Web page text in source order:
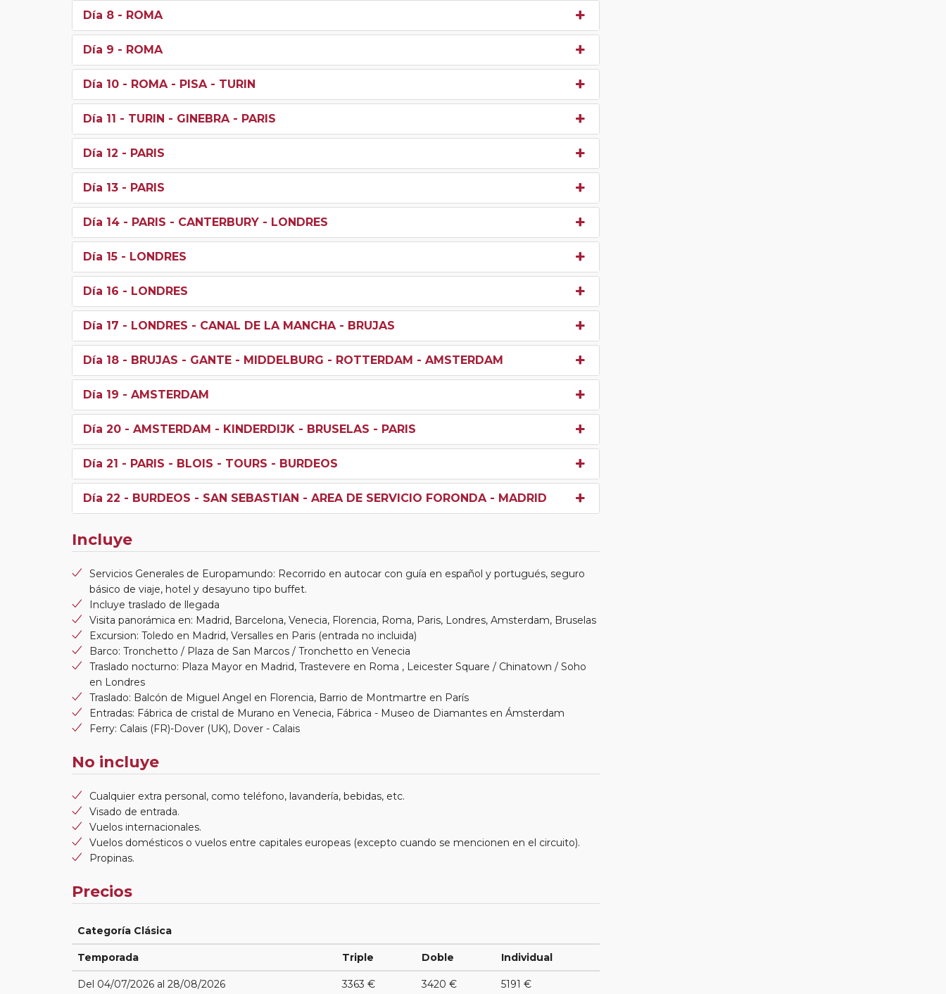
Día 8 - ROMA
Día 9 - ROMA
Día 10 - ROMA - PISA - TURIN
Día 11 - TURIN - GINEBRA - PARIS
Día 12 - PARIS
Día 13 - PARIS
Día 14 - PARIS - CANTERBURY - LONDRES
Día 15 - LONDRES
Día 16 - LONDRES
Día 17 - LONDRES - CANAL DE LA MANCHA - BRUJAS
Día 18 - BRUJAS - GANTE - MIDDELBURG - ROTTERDAM - AMSTERDAM
Día 19 - AMSTERDAM
Día 20 - AMSTERDAM - KINDERDIJK - BRUSELAS - PARIS
Día 21 - PARIS - BLOIS - TOURS - BURDEOS
Día 22 - BURDEOS - SAN SEBASTIAN - AREA DE SERVICIO FORONDA - MADRID
Incluye
Servicios Generales de Europamundo: Recorrido en autocar con guía en español y portugués, seguro
básico de viaje, hotel y desayuno tipo buffet.
Incluye traslado de llegada
Visita panorámica en: Madrid, Barcelona, Venecia, Florencia, Roma, Paris, Londres, Amsterdam, Bruselas
Excursion: Toledo en Madrid, Versalles en Paris (entrada no incluida)
Barco: Tronchetto / Plaza de San Marcos / Tronchetto en Venecia
Traslado nocturno: Plaza Mayor en Madrid, Trastevere en Roma , Leicester Square / Chinatown / Soho
en Londres
Traslado: Balcón de Miguel Angel en Florencia, Barrio de Montmartre en París
Entradas: Fábrica de cristal de Murano en Venecia, Fábrica - Museo de Diamantes en Ámsterdam
Ferry: Calais (FR)-Dover (UK), Dover - Calais
No incluye
Cualquier extra personal, como teléfono, lavandería, bebidas, etc.
Visado de entrada.
Vuelos internacionales.
Vuelos domésticos o vuelos entre capitales europeas (excepto cuando se mencionen en el circuito).
Propinas.
Precios
Categoría Clásica
Temporada Triple Doble Individual
Del 04/07/2026 al 28/08/2026 3363 € 3420 € 5191 €